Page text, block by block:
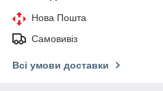
Нова Пошта
Самовивіз
Всі умови доставки